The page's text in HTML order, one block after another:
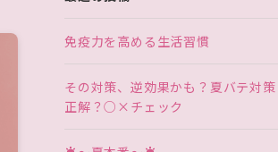
免疫力を高める生活習慣
その対策、逆効果かも？夏バテ対
正解？○×チェック